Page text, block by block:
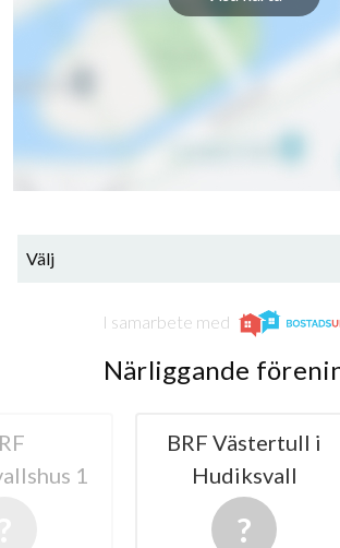
lägenheter
Välj
I samarbete med
Närliggande
i
BRF Glasmästaren